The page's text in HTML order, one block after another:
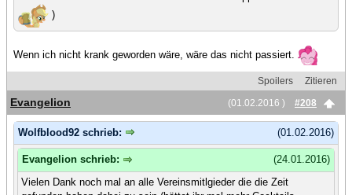
)
Wenn ich nicht krank geworden wäre, wäre das nicht passiert.
Spoilers
Zitieren
(01.02.2016 )
#208
Evangelion
(01.02.2016)
Wolfblood92 schrieb:
(24.01.2016)
Evangelion schrieb:
Vielen Dank noch mal an alle Vereinsmitlgieder die die Zeit